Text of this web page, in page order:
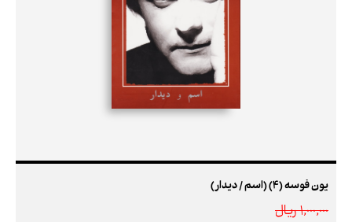
یون فوسه (4) (اسم / دیدار)
1,000,000 ريال